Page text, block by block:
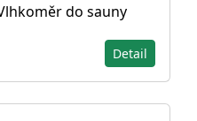
do sauny
Detail